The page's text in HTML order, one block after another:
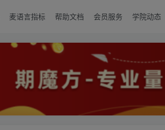
麦语言指标 帮助文档 会员服务 学院动态